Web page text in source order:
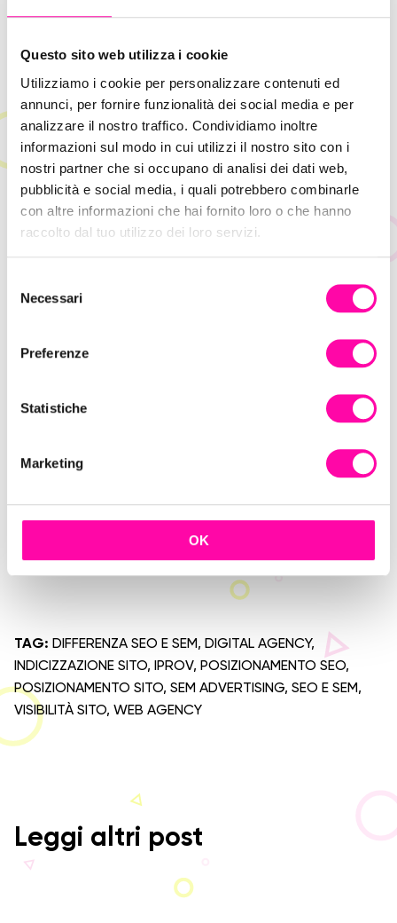
Questo sito web utilizza i cookie
Utilizziamo i cookie per personalizzare contenuti ed
annunci, per fornire funzionalità dei social media e per
analizzare il nostro traffico. Condividiamo inoltre
informazioni sul modo in cui utilizzi il nostro sito con i
nostri partner che si occupano di analisi dei dati web,
pubblicità e social media, i quali potrebbero combinarle
con altre informazioni che hai fornito loro o che hanno
raccolto dal tuo utilizzo dei loro servizi.
n
o
Necessari
Preferenze
Statistiche
Marketing
OK
che vantaggi puoi ottenere?
Sia le attività SEO che SEM, possono convivere
benefici alla tua impresa, in primis la
visibilità
onlinee il conseguenteaumento di traffico
verso il tuo sitoche potrebbe tradursi in
maggiori conversioni, quindipiù vendite.
per la SEM:
senza uno sviluppo ad hoc, contenuti
page, UX, Blog etc. i tuoi sforzi e investimenti
qualità del tuo sito.
strategia SEO.
Vuoi ottimizzare il tuo sito?
Richiedi una Consulenza gratuita!
TAG: DIFFERENZA SEO E SEM, DIGITAL AGENCY,
INDICIZZAZIONE SITO, IPROV, POSIZIONAMENTO SEO,
POSIZIONAMENTO SITO, SEM ADVERTISING, SEO E SEM,
VISIBILITÀ SITO, WEB AGENCY
Leggi altri post